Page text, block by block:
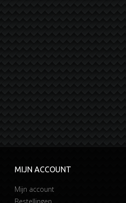
MIJN ACCOUNT
Mijn account
Bestellingen